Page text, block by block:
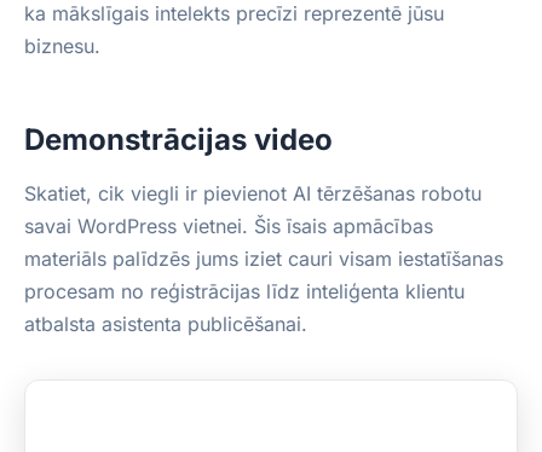
ka mākslīgais intelekts precīzi reprezentē jūsu
biznesu.
Demonstrācijas video
Skatiet, cik viegli ir pievienot AI tērzēšanas robotu
savai WordPress vietnei. Šis īsais apmācības
materiāls palīdzēs jums iziet cauri visam iestatīšanas
procesam no reģistrācijas līdz inteliģenta klientu
atbalsta asistenta publicēšanai.